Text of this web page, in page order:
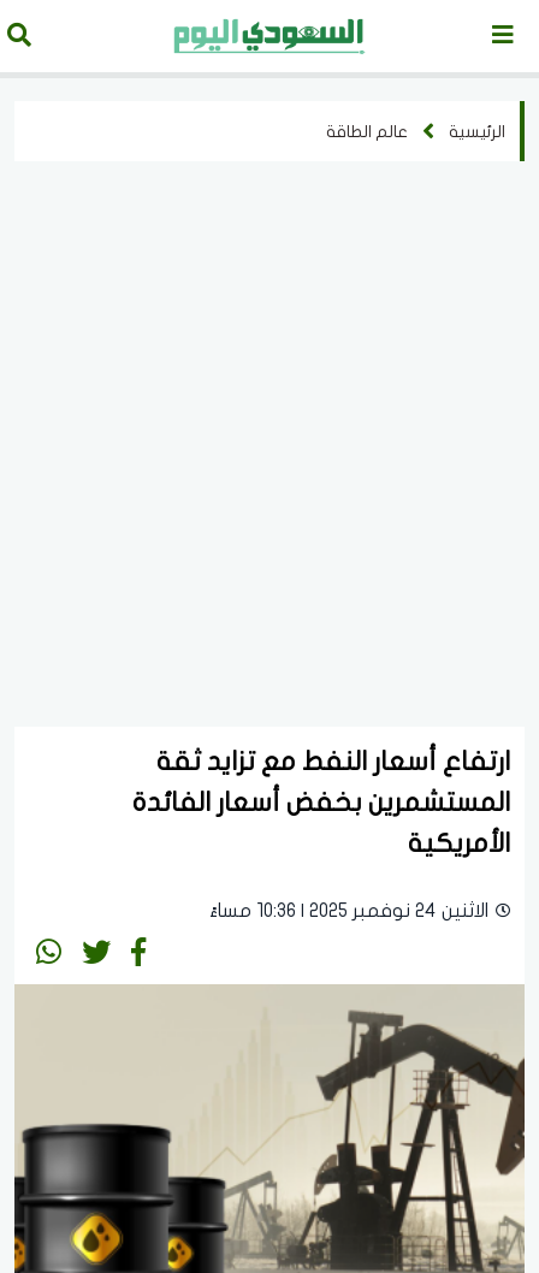
الرئيسية عالم الطاقة
ارتفاع أسعار النفط مع تزايد ثقة
المستشمرين بخفض أسعار الفائدة
الأمريكية
الاثنين 24 نوفمبر 2025 | 10:36 مساءً